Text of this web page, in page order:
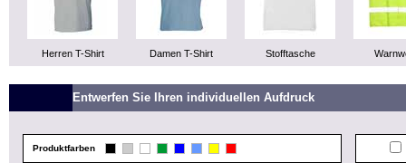
Herren T-Shirt Damen T-Shirt Stofftasche
Entwerfen Sie Ihren individuellen Aufdruck
Produktfarben